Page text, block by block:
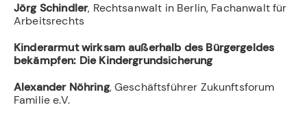
Jörg Schindler, Rechtsanwalt in Berlin, Fachanwalt für
Arbeitsrechts
Kinderarmut wirksam außerhalb des Bürgergeldes
bekämpfen: Die Kindergrundsicherung
Alexander Nöhring, Geschäftsführer Zukunftsforum
Familie e.V.